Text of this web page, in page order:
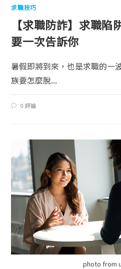
求職技巧
【求職防詐】求職陷
要一次告訴你
暑假即將到來，也是求職的一
族要怎麼脫...
0 評論
photo from